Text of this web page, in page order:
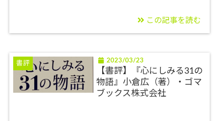
この記事を読む
書評 2023/03/23
【書評】『心にしみる31の
物語』小倉広（著）・ゴマ
ブックス株式会社